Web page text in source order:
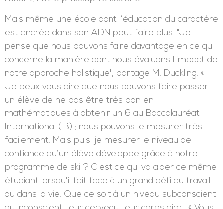
Mais même une école dont l’éducation du caractère
est ancrée dans son ADN peut faire plus. "Je
pense que nous pouvons faire davantage en ce qui
concerne la manière dont nous évaluons l'impact de
notre approche holistique", partage M. Duckling. «
Je peux vous dire que nous pouvons faire passer
un élève de ne pas être très bon en
mathématiques à obtenir un 6 au Baccalauréat
International (IB) ; nous pouvons le mesurer très
facilement. Mais puis-je mesurer le niveau de
confiance qu’un élève développe grâce à notre
programme de ski ? C'est ce qui va aider ce même
étudiant lorsqu'il fait face à un grand défi au travail
ou dans la vie. Que ce soit à un niveau subconscient